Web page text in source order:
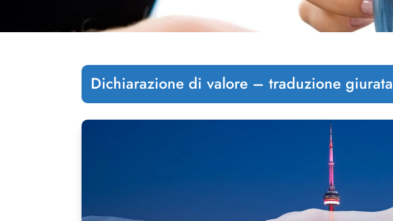
Dichiarazione di valore – traduzione giurata